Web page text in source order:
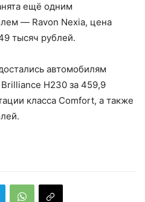
ещё одним
— Ravon Nexia, цена
тысяч рублей.
автомобилям
Brilliance H230 за 459,9
класса Comfort, а также